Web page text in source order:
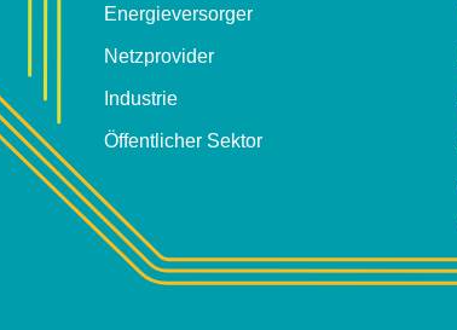
Energieversorger
Netzprovider
Industrie
Öffentlicher Sektor